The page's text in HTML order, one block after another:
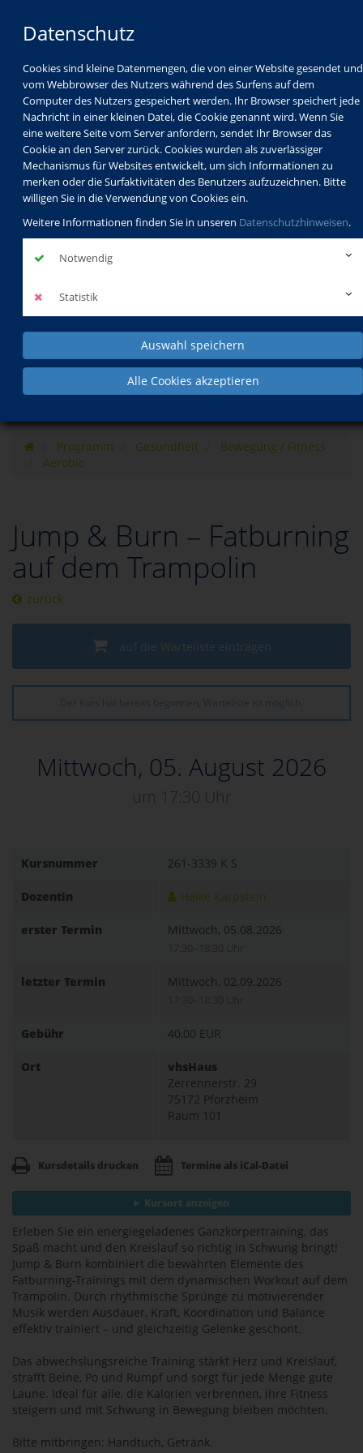
Datenschutz
Cookies sind kleine Datenmengen, die von einer Website gesendet und
vom Webbrowser des Nutzers während des Surfens auf dem
Computer des Nutzers gespeichert werden. Ihr Browser speichert jede
Nachricht in einer kleinen Datei, die Cookie genannt wird. Wenn Sie
eine weitere Seite vom Server anfordern, sendet Ihr Browser das
Cookie an den Server zurück. Cookies wurden als zuverlässiger
Mechanismus für Websites entwickelt, um sich Informationen zu
merken oder die Surfaktivitäten des Benutzers aufzuzeichnen. Bitte
willigen Sie in die Verwendung von Cookies ein.
Weitere Informationen finden Sie in unseren Datenschutzhinweisen.
Notwendig
Statistik
Auswahl speichern
Alle Cookies akzeptieren
Programm
Schulabschlüsse
Schulkindbetreuung
Service
Programm Gesundheit
Bewegung / Fitness
Aerobic
Jump & Burn – Fatburning
auf dem Trampolin
zurück
auf die Warteliste eintragen
Der Kurs hat bereits begonnen, Warteliste ist möglich.
Mittwoch, 05. August 2026
um 17:30 Uhr
Kursnummer 261-3339 K S
Dozentin Heike Karpstein
erster Termin Mittwoch, 05.08.2026
letzter Termin Mittwoch, 02.09.2026
Gebühr 40,00 EUR
Ort
vhsHaus
Zerrennerstr. 29
75172 Pforzheim
Raum 101
Kursdetails drucken Termine als iCal-Datei
Kursort anzeigen
Erleben Sie ein energiegeladenes Ganzkörpertraining, das
Spaß macht und den Kreislauf so richtig in Schwung bringt!
Jump & Burn kombiniert die bewährten Elemente des
Fatburning-Trainings mit dem dynamischen Workout auf dem
Trampolin. Durch rhythmische Sprünge zu motivierender
Musik werden Ausdauer, Kraft, Koordination und Balance
effektiv trainiert – und gleichzeitig Gelenke geschont.
Das abwechslungsreiche Training stärkt Herz und Kreislauf,
strafft Beine, Po und Rumpf und sorgt für jede Menge gute
Laune. Ideal für alle, die Kalorien verbrennen, ihre Fitness
steigern und mit Schwung in Bewegung bleiben möchten.
Bitte mitbringen: Handtuch, Getränk.